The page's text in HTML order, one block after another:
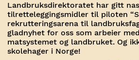
Landbruksdirektoratet har gitt
tilretteleggingsmidler til piloten
rekrutteringsarena til
gladnyhet for oss som arbeier
matsystemet og landbruket. Og
skolehager i Norge!